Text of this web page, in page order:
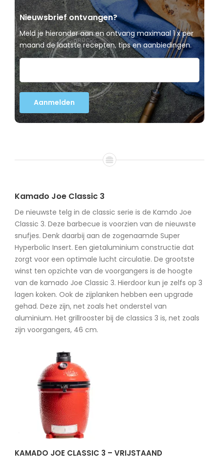
Nieuwsbrief ontvangen?
Meld je hieronder aan en ontvang maximaal 1 x per
maand de laatste recepten, tips en aanbiedingen.
Kamado Joe Classic 3
De nieuwste telg in de classic serie is de Kamdo Joe
Classic 3. Deze barbecue is voorzien van de nieuwste
snufjes. Denk daarbij aan de zogenaamde Super
Hyperbolic Insert. Een gietaluminium constructie dat
zorgt voor een optimale lucht circulatie. De grootste
winst ten opzichte van de voorgangers is de hoogte
van de kamado Joe Classic 3. Hierdoor kun je zelfs op 3
lagen koken. Ook de zijplanken hebben een upgrade
gehad. Deze zijn, net zoals het onderstel van
aluminium. Het grillrooster bij de classics 3 is, net zoals
zijn voorgangers, 46 cm.
KAMADO JOE CLASSIC 3 – VRIJSTAAND